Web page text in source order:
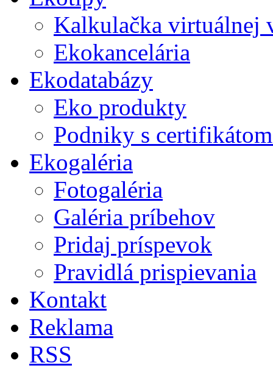
Kalkulačka virtuálnej
Ekokancelária
Ekodatabázy
Eko produkty
Podniky s
Ekogaléria
Fotogaléria
Galéria príbehov
Pridaj príspevok
Pravidlá prispievania
Kontakt
Reklama
RSS